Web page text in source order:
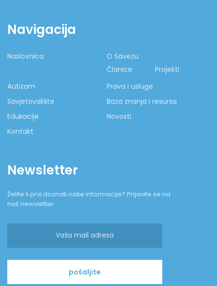
Navigacija
Naslovnica
O Savezu
Članice
Projekti
Autizam
Prava i usluge
Savjetovalište
Baza znanja i resursa
Edukacije
Novosti
Kontakt
Newsletter
Želite li prvi doznati naše informacije? Prijavite se na
naš newsletter
pošaljite